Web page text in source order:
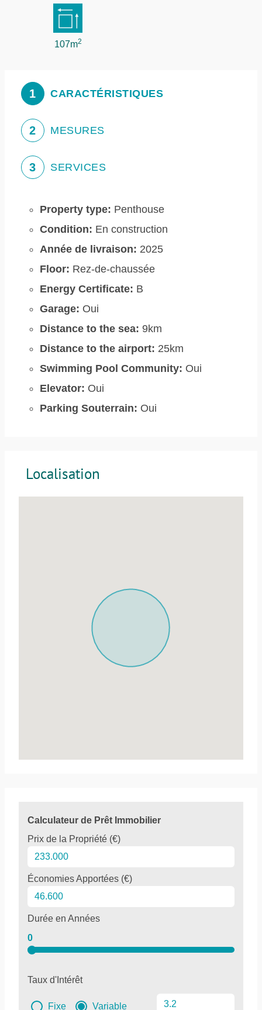
107m2
1 CARACTÉRISTIQUES
2 MESURES
3 SERVICES
Property type: Penthouse
Condition: En construction
Année de livraison: 2025
Floor: Rez-de-chaussée
Energy Certificate: B
Garage: Oui
Distance to the sea: 9km
Distance to the airport: 25km
Swimming Pool Community: Oui
Elevator: Oui
Parking Souterrain: Oui
Localisation
Calculateur de Prêt Immobilier
Prix de la Propriété (€)
Économies Apportées (€)
Durée en Années
0
Taux d'Intérêt
Fixe Variable